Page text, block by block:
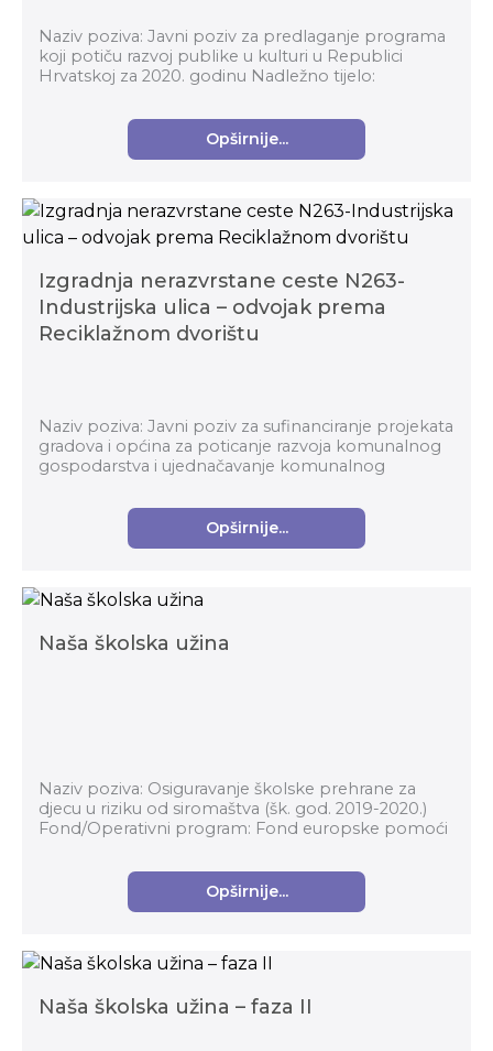
Naziv poziva: Javni poziv za predlaganje programa
koji potiču razvoj publike u kulturi u Republici
Hrvatskoj za 2020. godinu Nadležno tijelo:
Opširnije...
Izgradnja nerazvrstane ceste N263-
Industrijska ulica – odvojak prema
Reciklažnom dvorištu
Naziv poziva: Javni poziv za sufinanciranje projekata
gradova i općina za poticanje razvoja komunalnog
gospodarstva i ujednačavanje komunalnog
Opširnije...
Naša školska užina
Naziv poziva: Osiguravanje školske prehrane za
djecu u riziku od siromaštva (šk. god. 2019-2020.)
Fond/Operativni program: Fond europske pomoći
Opširnije...
Naša školska užina – faza II